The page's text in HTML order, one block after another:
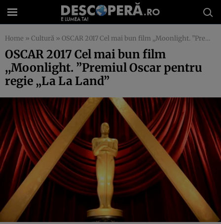
Home » Cultură » OSCAR 2017 Cel mai bun film ,,Moonlight. ”Premiul Oscar pentru regie „La La Land”
OSCAR 2017 Cel mai bun film
,,Moonlight. ”Premiul Oscar pentru
regie „La La Land”